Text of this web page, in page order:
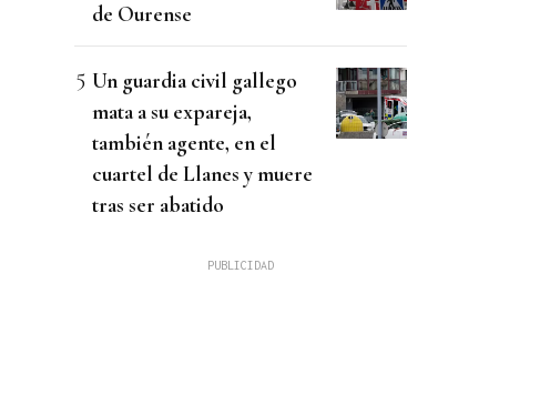
de Ourense
Un guardia civil gallego
mata a su expareja,
también agente, en el
cuartel de Llanes y muere
tras ser abatido